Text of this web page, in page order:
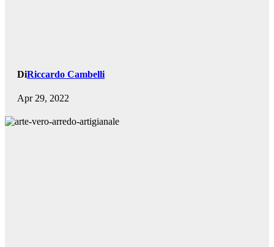
DiRiccardo Cambelli
Apr 29, 2022